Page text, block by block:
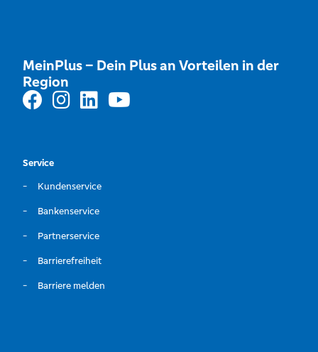
MeinPlus – Dein Plus an Vorteilen in der
Region
Service
Kundenservice
Bankenservice
Partnerservice
Barrierefreiheit
Barriere melden